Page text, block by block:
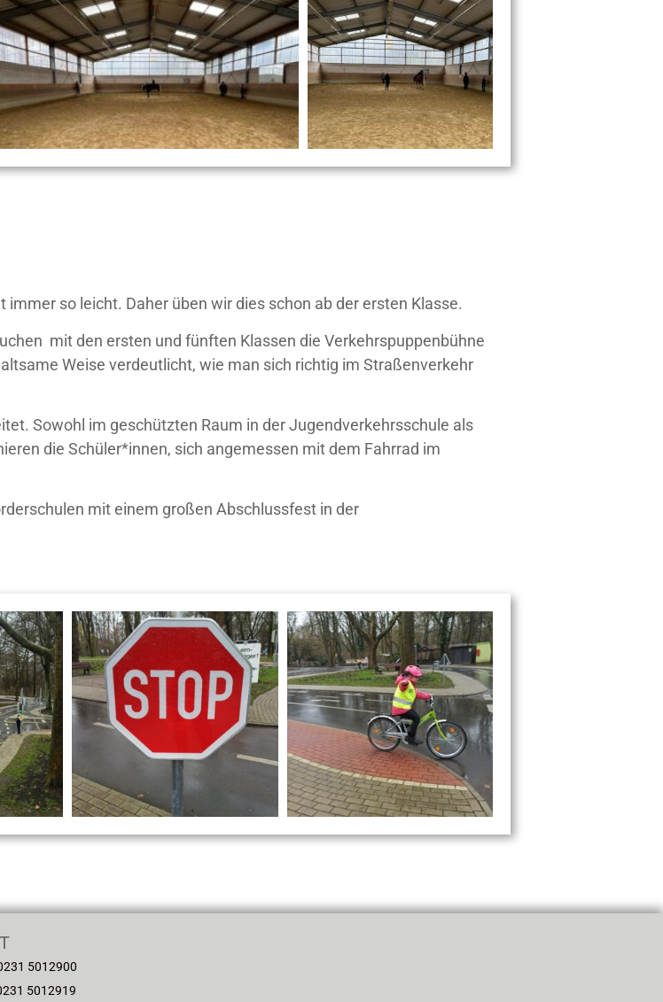
so leicht. Daher üben wir dies schon ab der ersten Klasse.
mit den ersten und fünften Klassen die Verkehrspuppenbühne
Weise verdeutlicht, wie man sich richtig im Straßenverkehr
Sowohl im geschützten Raum in der Jugendverkehrsschule als
die Schüler*innen, sich angemessen mit dem Fahrrad im
mit einem großen Abschlussfest in der
5012900
5012919